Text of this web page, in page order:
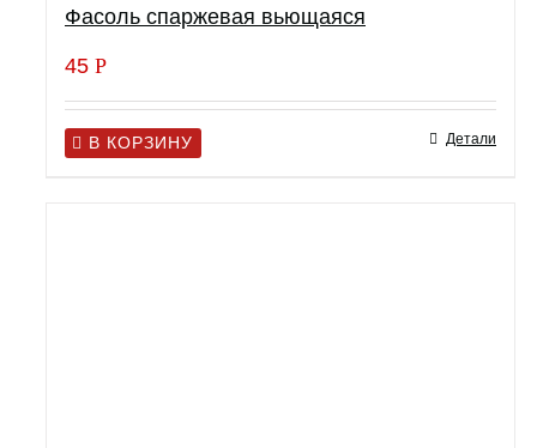
Фасоль спаржевая вьющаяся
45 Р
В КОРЗИНУ Детали